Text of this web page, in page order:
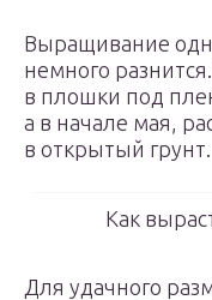
Выращивание
немного
в плошки под
а в начале мая,
в открытый грунт.
Как
Для удачного